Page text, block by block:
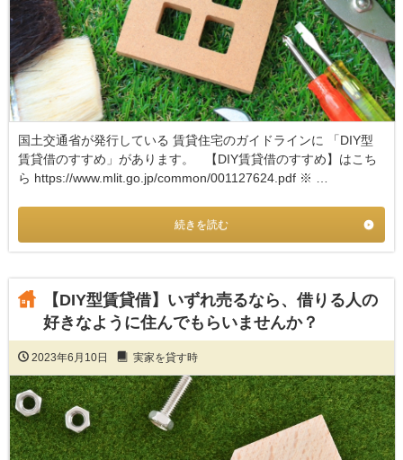
国土交通省が発行している 賃貸住宅のガイドラインに 「DIY型
賃貸借のすすめ」があります。 【DIY賃貸借のすすめ】はこち
ら https://www.mlit.go.jp/common/001127624.pdf ※ …
続きを読む
【DIY型賃貸借】いずれ売るなら、借りる人の
好きなように住んでもらいませんか？
2023年6月10日 実家を貸す時